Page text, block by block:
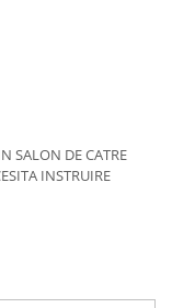
SALON DE CATRE
INSTRUIRE